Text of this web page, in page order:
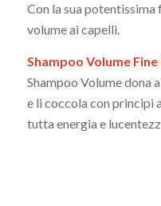
Con la sua
volume ai capelli.
Shampoo Volume
Shampoo Volume dona
e li coccola con principi
tutta energia e